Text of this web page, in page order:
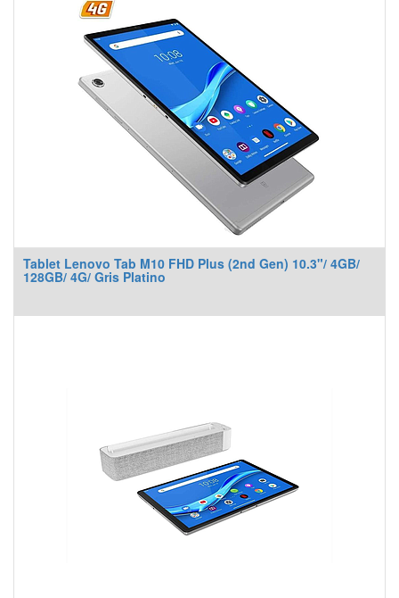
Tablet Lenovo Tab M10 FHD Plus (2nd Gen) 10.3"/ 4GB/
128GB/ 4G/ Gris Platino